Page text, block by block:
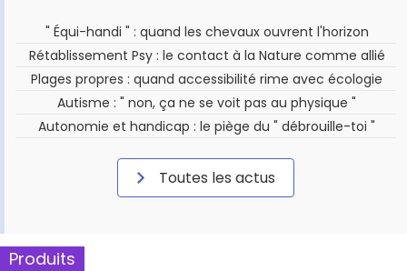
" Équi-handi " : quand les chevaux ouvrent l'horizon
Rétablissement Psy : le contact à la Nature comme allié
Plages propres : quand accessibilité rime avec écologie
Autisme : " non, ça ne se voit pas au physique "
Autonomie et handicap : le piège du " débrouille-toi "
Toutes les actus
Produits